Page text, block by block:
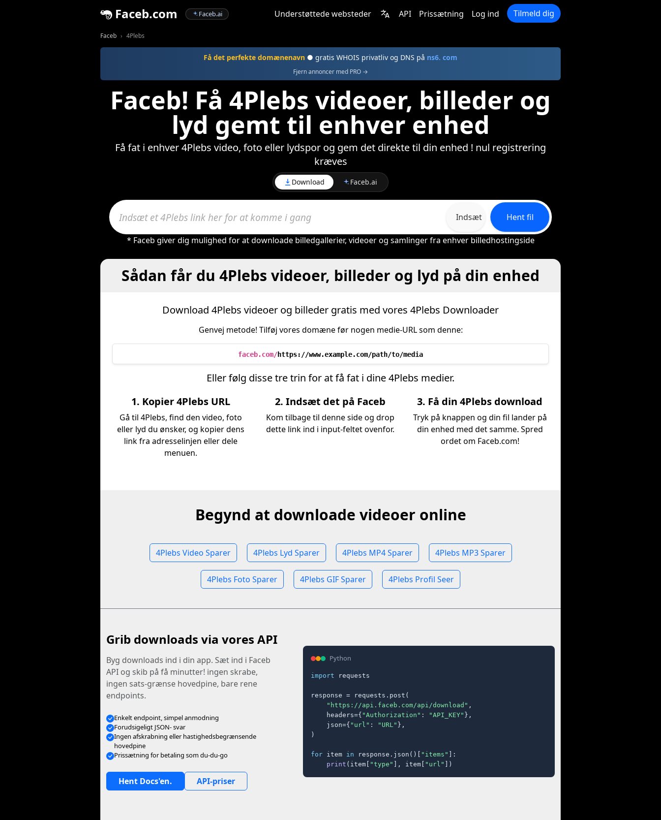
Faceb.com Faceb.ai Understøttede websteder API Prissætning Log ind Tilmeld dig
Faceb 4Plebs
Få det perfekte domænenavn ● gratis WHOIS privatliv og DNS på ns6. com
Fjern annoncer med PRO →
Faceb! Få 4Plebs videoer, billeder og
lyd gemt til enhver enhed
Få fat i enhver 4Plebs video, foto eller lydspor og gem det direkte til din enhed ! nul registrering
kræves
Download Faceb.ai
Indsæt Hent fil
* Faceb giver dig mulighed for at downloade billedgallerier, videoer og samlinger fra enhver billedhostingside
Sådan får du 4Plebs videoer, billeder og lyd på din enhed
Download 4Plebs videoer og billeder gratis med vores 4Plebs Downloader
Genvej metode! Tilføj vores domæne før nogen medie-URL som denne:
faceb.com/https://www.example.com/path/to/media
Eller følg disse tre trin for at få fat i dine 4Plebs medier.
1. Kopier 4Plebs URL
Gå til 4Plebs, find den video, foto
eller lyd du ønsker, og kopier dens
link fra adresselinjen eller dele
menuen.
2. Indsæt det på Faceb
Kom tilbage til denne side og drop
dette link ind i input-feltet ovenfor.
3. Få din 4Plebs download
Tryk på knappen og din fil lander på
din enhed med det samme. Spred
ordet om Faceb.com!
Begynd at downloade videoer online
4Plebs Video Sparer 4Plebs Lyd Sparer 4Plebs MP4 Sparer 4Plebs MP3 Sparer
4Plebs Foto Sparer 4Plebs GIF Sparer 4Plebs Profil Seer
Grib downloads via vores API
Byg downloads ind i din app. Sæt ind i Faceb
API og skib på få minutter! ingen skrabe,
ingen sats-grænse hovedpine, bare rene
endpoints.
Enkelt endpoint, simpel anmodning
Forudsigeligt JSON- svar
Ingen afskrabning eller hastighedsbegrænsende
hovedpine
Prissætning for betaling som du-du-go
Hent Docs'en. API-priser
Python
import requests
response = requests.post(
"https://api.faceb.com/api/download" ,
    headers={
"Authorization" : "API_KEY" },
    json={
"url" : "URL" },
)
for item in response.json()[ "items"
]:
print (item[ "type" ], item[ "url" ])